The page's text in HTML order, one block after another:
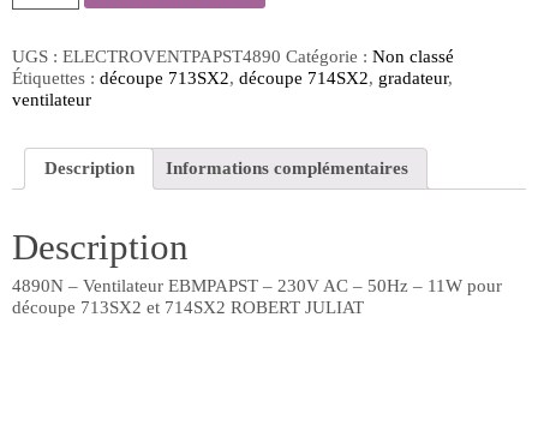
Ventilateur
EBMPAPST
-
AC
50Hz
11W
pour
découpe
713SX2
UGS : ELECTROVENTPAPST4890 Catégorie : Non classé
Étiquettes : découpe 713SX2, découpe 714SX2, gradateur,
ventilateur
Description Informations complémentaires
Description
4890N – Ventilateur EBMPAPST – 230V AC – 50Hz – 11W pour
découpe 713SX2 et 714SX2 ROBERT JULIAT